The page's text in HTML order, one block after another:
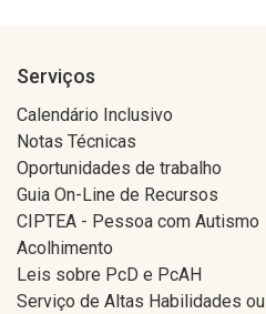
Serviços
Calendário Inclusivo
Notas Técnicas
Oportunidades de trabalho
Guia On-Line de Recursos
CIPTEA - Pessoa com Autismo
Acolhimento
Leis sobre PcD e PcAH
Serviço de Altas Habilidades ou